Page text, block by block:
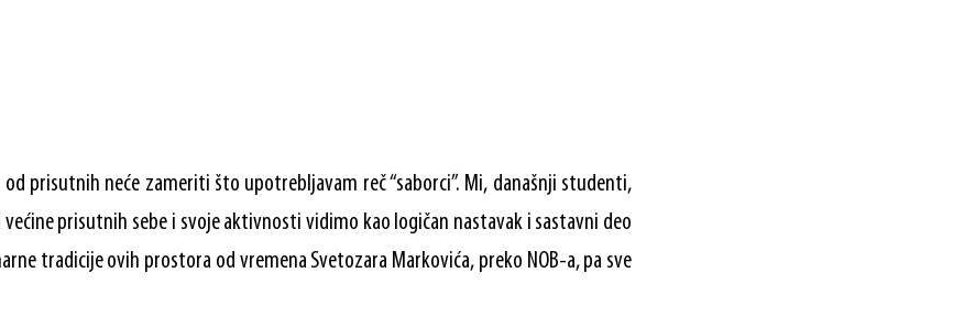
od prisutnih neće zameriti što upotrebljavam reč “saborci”. Mi, današnji studenti,
prisutnih sebe i svoje aktivnosti vidimo kao logičan nastavak i sastavni deo
tradicije ovih prostora od vremena Svetozara Markovića, preko NOB-a, pa sve